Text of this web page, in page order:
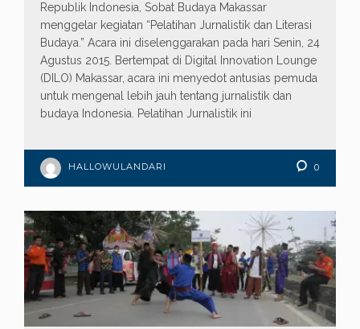
Republik Indonesia, Sobat Budaya Makassar
menggelar kegiatan “Pelatihan Jurnalistik dan Literasi
Budaya.” Acara ini diselenggarakan pada hari Senin, 24
Agustus 2015. Bertempat di Digital Innovation Lounge
(DILO) Makassar, acara ini menyedot antusias pemuda
untuk mengenal lebih jauh tentang jurnalistik dan
budaya Indonesia. Pelatihan Jurnalistik ini
HALLOWULANDARI 0